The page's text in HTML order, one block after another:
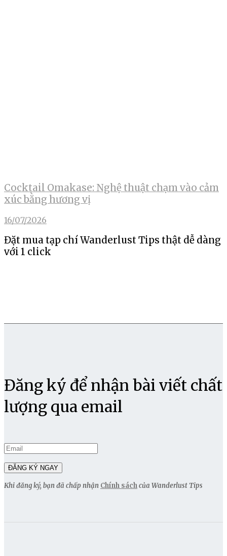
Cocktail Omakase: Nghệ thuật chạm vào cảm
xúc bằng hương vị
16/07/2026
Đặt mua tạp chí Wanderlust Tips thật dễ dàng
với 1 click
Đăng ký để nhận bài viết chất
lượng qua email
Khi đăng ký, bạn đã chấp nhận Chính sáchcủa Wanderlust Tips